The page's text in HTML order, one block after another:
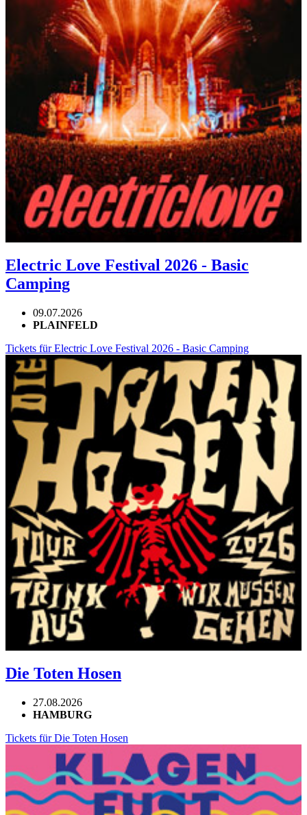
Electric Love Festival 2026 - Basic
Camping
09.07.2026
PLAINFELD
Tickets für Electric Love Festival 2026 - Basic Camping
Die Toten Hosen
27.08.2026
HAMBURG
Tickets für Die Toten Hosen